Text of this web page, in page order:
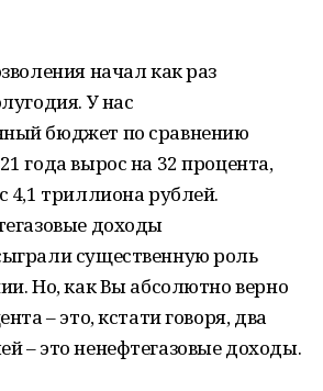
начал как раз
У нас
бюджет по сравнению
года вырос на 32 процента,
4,1 триллиона рублей.
доходы
существенную роль
Но, как Вы абсолютно верно
– это, кстати говоря, два
– это ненефтегазовые доходы.